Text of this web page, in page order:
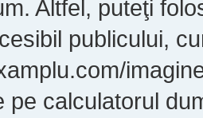
Altfel, puteţi
publicului,
pe calculatorul